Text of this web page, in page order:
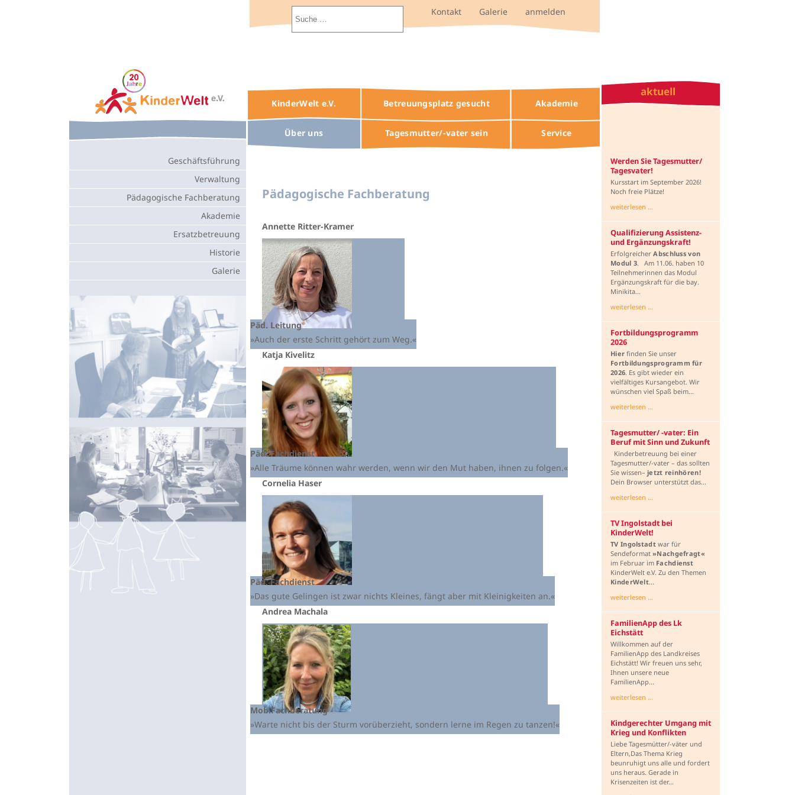
Kontakt Galerie anmelden
Geschäftsführung
Verwaltung
Pädagogische Fachberatung
Akademie
Ersatzbetreuung
Historie
Galerie
KinderWelt e.V. Betreuungsplatz gesucht Akademie
Über uns Tagesmutter/-vater sein Service
Pädagogische Fachberatung
Annette Ritter-Kramer
Päd. Leitung
»Auch der erste Schritt gehört zum Weg.«
Katja Kivelitz
Päd. Fachdienst
»Alle Träume können wahr werden, wenn wir den Mut haben, ihnen zu folgen.«
Cornelia Haser
Päd. Fachdienst
»Das gute Gelingen ist zwar nichts Kleines, fängt aber mit Kleinigkeiten an.«
Andrea Machala
Mob.Fachberatung
»Warte nicht bis der Sturm vorüberzieht, sondern lerne im Regen zu tanzen!«
aktuell
Werden Sie Tagesmutter/
Tagesvater!
Kursstart im September 2026!
Noch freie Plätze!
weiterlesen …
Qualifizierung Assistenz-
und Ergänzungskraft!
Erfolgreicher Abschluss von
Modul 3. Am 11.06. haben 10
Teilnehmerinnen das Modul
Ergänzungskraft für die bay.
Minikita...
weiterlesen …
Fortbildungsprogramm
2026
Hier finden Sie unser
Fortbildungsprogramm für
2026. Es gibt wieder ein
vielfältiges Kursangebot. Wir
wünschen viel Spaß beim...
weiterlesen …
Tagesmutter/ -vater: Ein
Beruf mit Sinn und Zukunft
Kinderbetreuung bei einer
Tagesmutter/-vater – das sollten
Sie wissen– jetzt reinhören!
Dein Browser unterstützt das...
weiterlesen …
TV Ingolstadt bei
KinderWelt!
TV Ingolstadtwar für
Sendeformat »Nachgefragt«
im Februar im Fachdienst
KinderWelt e.V. Zu den Themen
KinderWelt...
weiterlesen …
FamilienApp des Lk
Eichstätt
Willkommen auf der
FamilienApp des Landkreises
Eichstätt! Wir freuen uns sehr,
Ihnen unsere neue
FamilienApp...
weiterlesen …
Kindgerechter Umgang mit
Krieg und Konflikten
Liebe Tagesmütter/-väter und
Eltern,Das Thema Krieg
beunruhigt uns alle und fordert
uns heraus. Gerade in
Krisenzeiten ist der...